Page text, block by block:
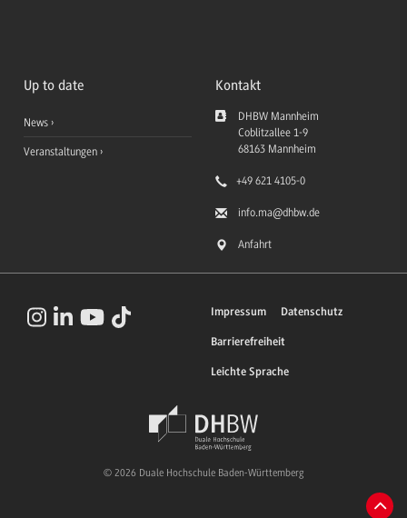
Up to date
News
Veranstaltungen
Kontakt
DHBW Mannheim
Coblitzallee 1-9
68163 Mannheim
+49 621 4105-0
info.ma@dhbw.de
Anfahrt
Impressum Datenschutz
Barrierefreiheit
Leichte Sprache
© 2026 Duale Hochschule Baden-Württemberg
Zum